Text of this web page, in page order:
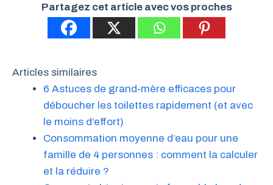
Partagez cet article avec vos proches
Articles similaires
6 Astuces de grand-mère efficaces pour
déboucher les toilettes rapidement (et avec
le moins d’effort)
Consommation moyenne d’eau pour une
famille de 4 personnes : comment la calculer
et la réduire ?